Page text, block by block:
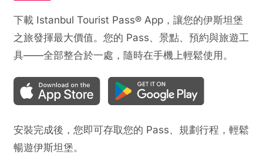
下載 Istanbul Tourist Pass® App，讓您的伊斯坦堡
之旅發揮最大價值。您的 Pass、景點、預約與旅遊工
具——全部整合於一處，隨時在手機上輕鬆使用。
安裝完成後，您即可存取您的 Pass、規劃行程，輕鬆
暢遊伊斯坦堡。